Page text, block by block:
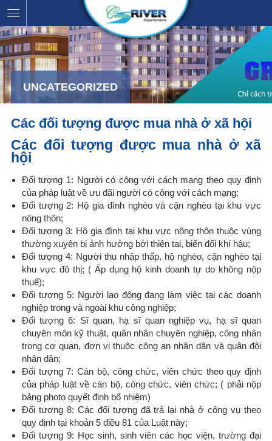
UNCATEGORIZED
Các đối tượng được mua nhà ở xã hội
Các đối tượng được mua nhà ở xã
hội
Đối tượng 1: Người có công với cách mạng theo quy định
của pháp luật về ưu đãi người có công với cách mạng;
Đối tượng 2: Hộ gia đình nghèo và cận nghèo tại khu vực
nông thôn;
Đối tượng 3: Hộ gia đình tại khu vực nông thôn thuộc vùng
thường xuyên bị ảnh hưởng bởi thiên tai, biến đổi khí hậu;
Đối tượng 4: Người thu nhập thấp, hộ nghèo, cận nghèo tại
khu vực đô thị; ( Áp dụng hộ kinh doanh tự do không nộp
thuế);
Đối tượng 5: Người lao động đang làm việc tại các doanh
nghiệp trong và ngoài khu công nghiệp;
Đối tượng 6: Sĩ quan, hạ sĩ quan nghiệp vụ, hạ sĩ quan
chuyên môn kỹ thuật, quân nhân chuyên nghiệp, công nhân
trong cơ quan, đơn vị thuộc công an nhân dân và quân đội
nhân dân;
Đối tượng 7: Cán bộ, công chức, viên chức theo quy định
của pháp luật về cán bộ, công chức, viên chức; ( phải nộp
bảng photo quyết định bổ nhiệm)
Đối tương 8: Các đối tượng đã trả lại nhà ở công vụ theo
quy định tại khoản 5 điều 81 của Luật này;
Đối tượng 9: Học sinh, sinh viên các học viện, trường đại